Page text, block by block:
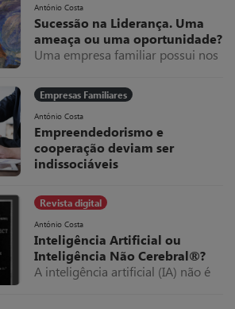
faixas etárias mais jovens e, na
atualidade, ao desenvolvimento de
start-ups.
António Costa
Sucessão na Liderança. Uma
ameaça ou uma oportunidade?
Uma empresa familiar possui nos
eternidade; contudo, para caminhar
com este objetivo como farol,
necessita de assegurar um bom
planeamento da sucessão na sua
liderança
Empresas Familiares
António Costa
Empreendedorismo e
cooperação deviam ser
indissociáveis
Revista digital
António Costa
Inteligência Artificial ou
Inteligência Não Cerebral®?
A inteligência artificial (IA) não é